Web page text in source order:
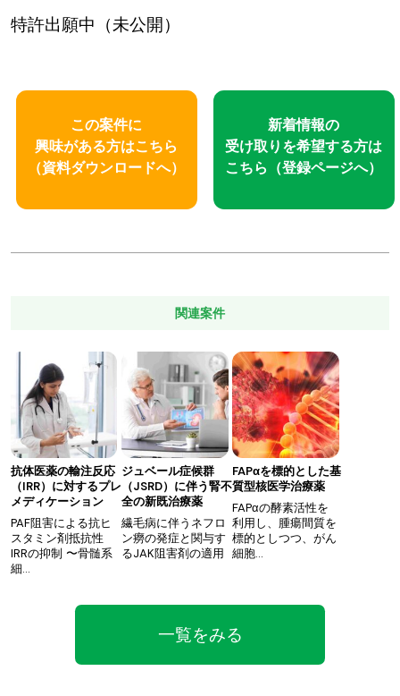
特許出願中（未公開）
この案件に
興味がある方はこちら
（資料ダウンロードへ）
新着情報の
受け取りを希望する方は
こちら （登録ページへ）
関連案件
抗体医薬の輸注反応
（IRR）に対するプレ
メディケーション
PAF阻害による抗ヒ
スタミン剤抵抗性
IRRの抑制 〜骨髄系
細…
ジュベール症候群
（JSRD）に伴う腎不
全の新既治療薬
繊毛病に伴うネフロ
ン癆の発症と関与す
るJAK阻害剤の適用
FAPαを標的とした基
質型核医学治療薬
FAPαの酵素活性を
利用し、腫瘍間質を
標的としつつ、がん
細胞…
一覧をみる